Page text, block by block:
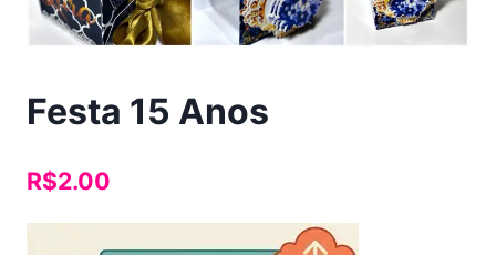
Festa 15 Anos
R$2.00